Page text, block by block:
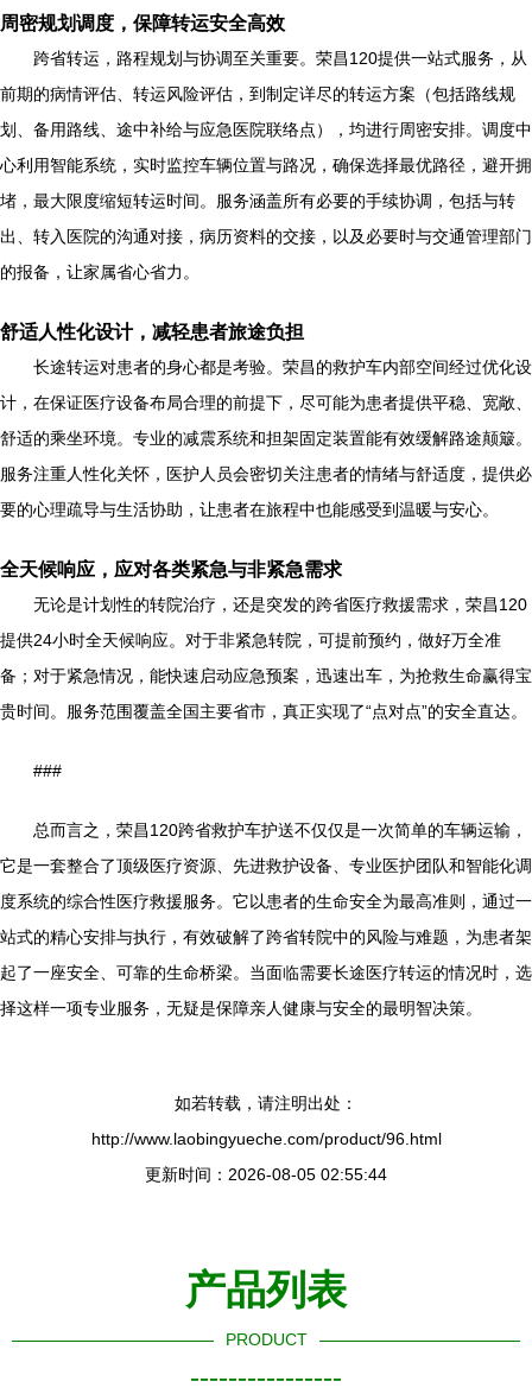
周密规划调度，保障转运安全高效
跨省转运，路程规划与协调至关重要。荣昌120提供一站式服务，从
前期的病情评估、转运风险评估，到制定详尽的转运方案（包括路线规
划、备用路线、途中补给与应急医院联络点），均进行周密安排。调度中
心利用智能系统，实时监控车辆位置与路况，确保选择最优路径，避开拥
堵，最大限度缩短转运时间。服务涵盖所有必要的手续协调，包括与转
出、转入医院的沟通对接，病历资料的交接，以及必要时与交通管理部门
的报备，让家属省心省力。
舒适人性化设计，减轻患者旅途负担
长途转运对患者的身心都是考验。荣昌的救护车内部空间经过优化设
计，在保证医疗设备布局合理的前提下，尽可能为患者提供平稳、宽敞、
舒适的乘坐环境。专业的减震系统和担架固定装置能有效缓解路途颠簸。
服务注重人性化关怀，医护人员会密切关注患者的情绪与舒适度，提供必
要的心理疏导与生活协助，让患者在旅程中也能感受到温暖与安心。
全天候响应，应对各类紧急与非紧急需求
无论是计划性的转院治疗，还是突发的跨省医疗救援需求，荣昌120
提供24小时全天候响应。对于非紧急转院，可提前预约，做好万全准
备；对于紧急情况，能快速启动应急预案，迅速出车，为抢救生命赢得宝
贵时间。服务范围覆盖全国主要省市，真正实现了“点对点”的安全直达。
###
总而言之，荣昌120跨省救护车护送不仅仅是一次简单的车辆运输，
它是一套整合了顶级医疗资源、先进救护设备、专业医护团队和智能化调
度系统的综合性医疗救援服务。它以患者的生命安全为最高准则，通过一
站式的精心安排与执行，有效破解了跨省转院中的风险与难题，为患者架
起了一座安全、可靠的生命桥梁。当面临需要长途医疗转运的情况时，选
择这样一项专业服务，无疑是保障亲人健康与安全的最明智决策。
如若转载，请注明出处：
http://www.laobingyueche.com/product/96.html
更新时间：2026-08-05 02:55:44
产品列表
PRODUCT
----------------